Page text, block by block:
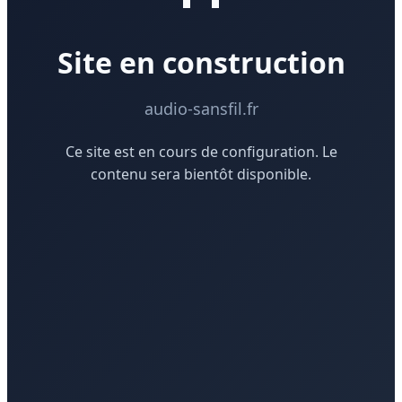
Site en construction
audio-sansfil.fr
Ce site est en cours de configuration. Le
contenu sera bientôt disponible.